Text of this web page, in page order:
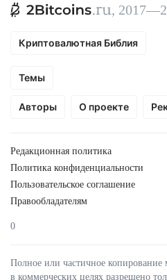
,
Криптовалютная Библия
Темы
Авторы О проекте
Редакционная политика
Политика конфиденциальности
Пользовательское соглашение
Правообладателям
0
Полное или частичное копирование
в коммерческих целях разрешено